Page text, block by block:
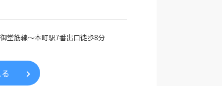
堂筋線～本町駅7番出口徒歩8分